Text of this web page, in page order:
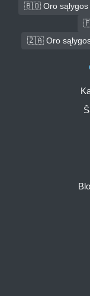
🇧🇴 Oro sąlygos
🇿🇦 Oro